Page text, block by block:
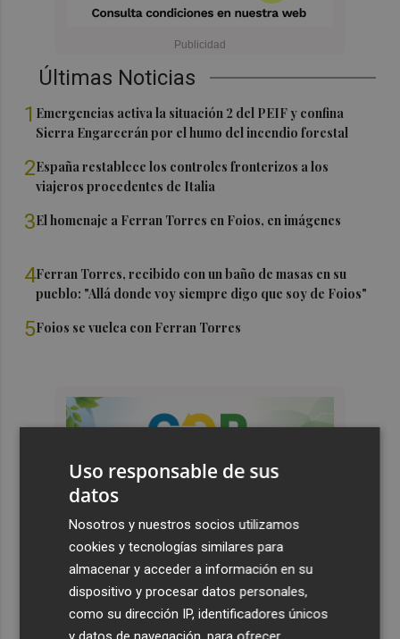
Últimas Noticias
1 Emergencias activa la situación 2 del PEIF y confina
Sierra Engarcerán por el humo del incendio forestal
2España restablece los controles fronterizos a los
viajeros procedentes de Italia
3El homenaje a Ferran Torres en Foios, en imágenes
4Ferran Torres, recibido con un baño de masas en su
pueblo: "Allá donde voy siempre digo que soy de Foios"
5Foios se vuelca con Ferran Torres
Uso responsable de sus
datos
Nosotros y nuestros socios utilizamos
cookies y tecnologías similares para
almacenar y acceder a información en su
dispositivo y procesar datos personales,
como su dirección IP, identificadores únicos